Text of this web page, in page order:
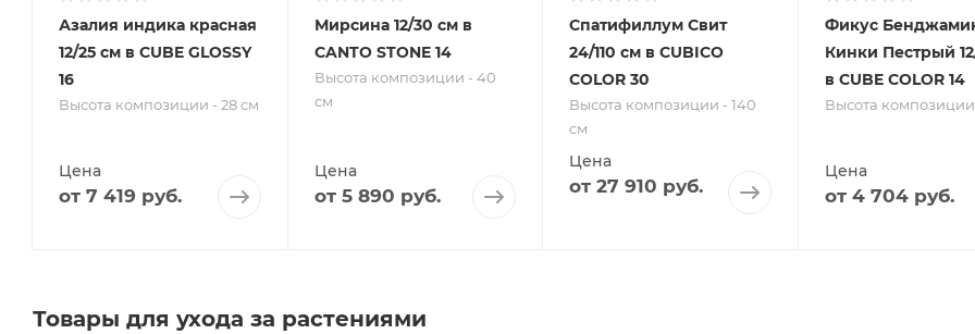
Азалия индика красная
12/25 см в CUBE GLOSSY
16
Высота композиции - 28 см
Цена
от 7 419 руб.
Мирсина 12/30 см в
CANTO STONE 14
Высота композиции - 40
см
Цена
от 5 890 руб.
Спатифиллум Свит
24/110 см в CUBICO
COLOR 30
Высота композиции - 140
см
Цена
от 27 910 руб.
Фикус
Кинки Пестрый
в CUBE COLOR 14
Высота
Цена
от 4 704 руб.
Товары для ухода за растениями